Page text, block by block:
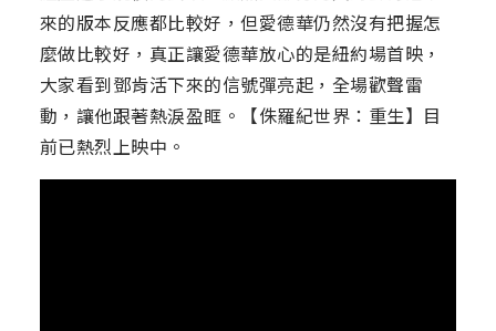
來的版本反應都比較好，但愛德華仍然沒有把握怎
麼做比較好，真正讓愛德華放心的是紐約場首映，
大家看到鄧肯活下來的信號彈亮起，全場歡聲雷
動，讓他跟著熱淚盈眶。【侏羅紀世界：重生】目
前已熱烈上映中。